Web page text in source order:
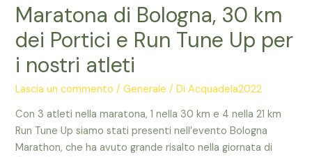
Maratona di Bologna, 30 km
dei Portici e Run Tune Up per
i nostri atleti
Lascia un commento /Generale / DiAcquadela2022
Con 3 atleti nella maratona, 1 nella 30 km e 4 nella 21 km
Run Tune Up siamo stati presenti nell’evento Bologna
Marathon, che ha avuto grande risalto nella giornata di